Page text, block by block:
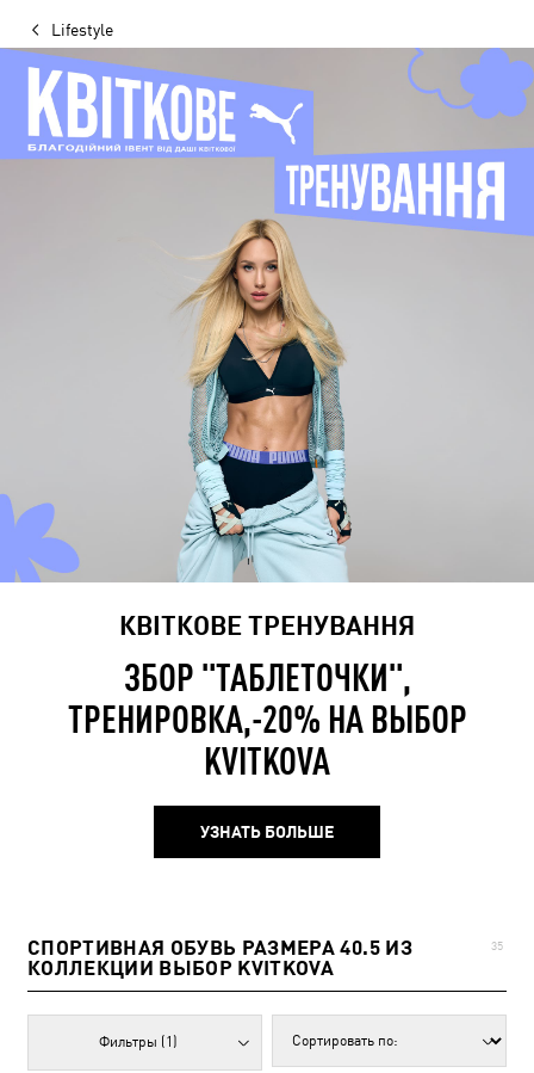
Lifestyle
КВІТКОВЕ ТРЕНУВАННЯ
ЗБОР "ТАБЛЕТОЧКИ",
ТРЕНИРОВКА,-20% НА ВЫБОР
KVITKOVA
УЗНАТЬ БОЛЬШЕ
СПОРТИВНАЯ ОБУВЬ РАЗМЕРА 40.5 ИЗ
КОЛЛЕКЦИИ ВЫБОР KVITKOVA
35
Фильтры (1)